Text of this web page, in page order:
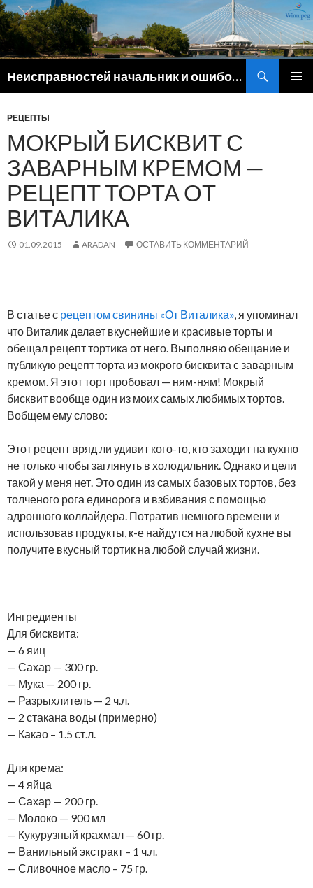
Неисправностей начальник и ошибок командир
СОДЕРЖИМОМУ
РЕЦЕПТЫ
МОКРЫЙ БИСКВИТ С
ЗАВАРНЫМ КРЕМОМ —
РЕЦЕПТ ТОРТА ОТ
ВИТАЛИКА
01.09.2015 ARADAN ОСТАВИТЬ КОММЕНТАРИЙ
В статье с рецептом свинины «От Виталика», я упоминал
что Виталик делает вкуснейшие и красивые торты и
обещал рецепт тортика от него. Выполняю обещание и
публикую рецепт торта из мокрого бисквита с заварным
кремом. Я этот торт пробовал — ням-ням! Мокрый
бисквит вообще один из моих самых любимых тортов.
Вобщем ему слово:
Этот рецепт вряд ли удивит кого-то, кто заходит на кухню
не только чтобы заглянуть в холодильник. Однако и цели
такой у меня нет. Это один из самых базовых тортов, без
толченого рога единорога и взбивания с помощью
адронного коллайдера. Потратив немного времени и
использовав продукты, к-е найдутся на любой кухне вы
получите вкусный тортик на любой случай жизни.
Ингредиенты
Для бисквита:
— 6 яиц
— Сахар — 300 гр.
— Мука — 200 гр.
— Разрыхлитель — 2 ч.л.
— 2 стакана воды (примерно)
— Какао – 1.5 ст.л.
Для крема:
— 4 яйца
— Сахар — 200 гр.
— Молоко — 900 мл
— Кукурузный крахмал — 60 гр.
— Ванильный экстракт – 1 ч.л.
— Сливочное масло – 75 гр.